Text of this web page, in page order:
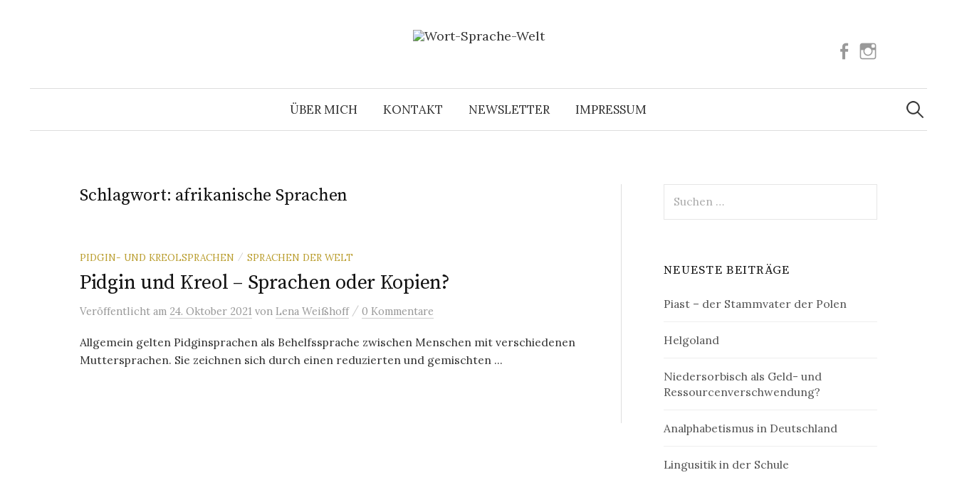
Facebook
ÜBER MICH KONTAKT NEWSLETTER IMPRESSUM
Suchen
nach:
Schlagwort: afrikanische Sprachen
PIDGIN- UND KREOLSPRACHEN / SPRACHEN DER WELT
Pidgin und Kreol – Sprachen oder Kopien?
Veröffentlicht am 24. Oktober 2021 von Lena Weißhoff / 0 Kommentare
Allgemein gelten Pidginsprachen als Behelfssprache zwischen Menschen mit verschiedenen
Muttersprachen. Sie zeichnen sich durch einen reduzierten und gemischten ...
nach:
NEUESTE BEITRÄGE
Piast – der Stammvater der Polen
Helgoland
Niedersorbisch als Geld- und
Ressourcenverschwendung?
Analphabetismus in Deutschland
Lingusitik in der Schule